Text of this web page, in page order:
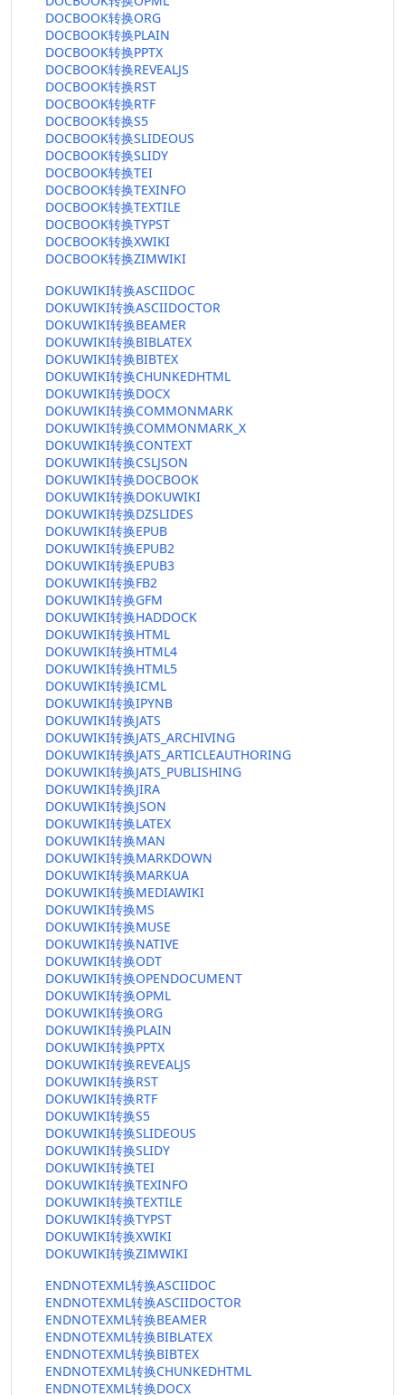
DOCBOOK转换ORG
DOCBOOK转换PLAIN
DOCBOOK转换PPTX
DOCBOOK转换REVEALJS
DOCBOOK转换RST
DOCBOOK转换RTF
DOCBOOK转换S5
DOCBOOK转换SLIDEOUS
DOCBOOK转换SLIDY
DOCBOOK转换TEI
DOCBOOK转换TEXINFO
DOCBOOK转换TEXTILE
DOCBOOK转换TYPST
DOCBOOK转换XWIKI
DOCBOOK转换ZIMWIKI
DOKUWIKI转换ASCIIDOC
DOKUWIKI转换ASCIIDOCTOR
DOKUWIKI转换BEAMER
DOKUWIKI转换BIBLATEX
DOKUWIKI转换BIBTEX
DOKUWIKI转换CHUNKEDHTML
DOKUWIKI转换DOCX
DOKUWIKI转换COMMONMARK
DOKUWIKI转换COMMONMARK_X
DOKUWIKI转换CONTEXT
DOKUWIKI转换CSLJSON
DOKUWIKI转换DOCBOOK
DOKUWIKI转换DOKUWIKI
DOKUWIKI转换DZSLIDES
DOKUWIKI转换EPUB
DOKUWIKI转换EPUB2
DOKUWIKI转换EPUB3
DOKUWIKI转换FB2
DOKUWIKI转换GFM
DOKUWIKI转换HADDOCK
DOKUWIKI转换HTML
DOKUWIKI转换HTML4
DOKUWIKI转换HTML5
DOKUWIKI转换ICML
DOKUWIKI转换IPYNB
DOKUWIKI转换JATS
DOKUWIKI转换JATS_ARCHIVING
DOKUWIKI转换JATS_ARTICLEAUTHORING
DOKUWIKI转换JATS_PUBLISHING
DOKUWIKI转换JIRA
DOKUWIKI转换JSON
DOKUWIKI转换LATEX
DOKUWIKI转换MAN
DOKUWIKI转换MARKDOWN
DOKUWIKI转换MARKUA
DOKUWIKI转换MEDIAWIKI
DOKUWIKI转换MS
DOKUWIKI转换MUSE
DOKUWIKI转换NATIVE
DOKUWIKI转换ODT
DOKUWIKI转换OPENDOCUMENT
DOKUWIKI转换OPML
DOKUWIKI转换ORG
DOKUWIKI转换PLAIN
DOKUWIKI转换PPTX
DOKUWIKI转换REVEALJS
DOKUWIKI转换RST
DOKUWIKI转换RTF
DOKUWIKI转换S5
DOKUWIKI转换SLIDEOUS
DOKUWIKI转换SLIDY
DOKUWIKI转换TEI
DOKUWIKI转换TEXINFO
DOKUWIKI转换TEXTILE
DOKUWIKI转换TYPST
DOKUWIKI转换XWIKI
DOKUWIKI转换ZIMWIKI
ENDNOTEXML转换ASCIIDOC
ENDNOTEXML转换ASCIIDOCTOR
ENDNOTEXML转换BEAMER
ENDNOTEXML转换BIBLATEX
ENDNOTEXML转换BIBTEX
ENDNOTEXML转换CHUNKEDHTML
ENDNOTEXML转换DOCX